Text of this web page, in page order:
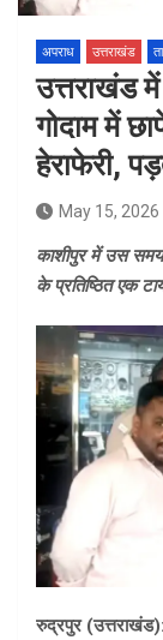
अपराध उत्तराखंड
उत्तराखंड में
गोदाम में
हेराफेरी,
May 15, 2026
काशीपुर में उस
के प्रतिष्ठित एक
रुद्रपुर (उत्तराखंड):